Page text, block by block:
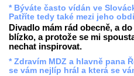
* Býváte často vídán ve
Patříte tedy také mezi jeho
Divadlo mám rád obecně, a
blízko, a protože se mi
nechat inspirovat.
* Zdravím MDZ a hlavně pana
se vám nejlíp hrál a která se